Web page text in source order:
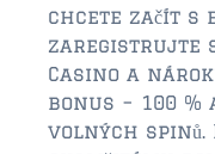
chcete začít s
zaregistrujte
Casino a
bonus – 100 %
volných spinů.